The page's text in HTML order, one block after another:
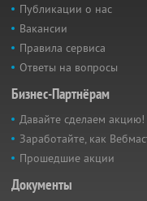
Публикации о нас
Вакансии
Правила сервиса
Ответы на вопросы
Бизнес-Партнёрам
Давайте сделаем акцию!
Заработайте, как
Прошедшие акции
Документы